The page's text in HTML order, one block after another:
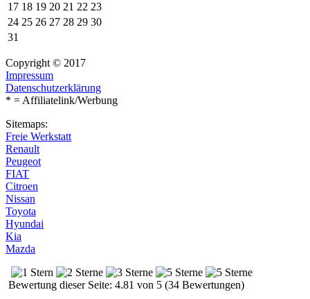
17 18 19 20 21 22 23
24 25 26 27 28 29 30
31
Copyright © 2017
Impressum
Datenschutzerklärung
* = Affiliatelink/Werbung
Sitemaps:
Freie Werkstatt
Renault
Peugeot
FIAT
Citroen
Nissan
Toyota
Hyundai
Kia
Mazda
Bewertung dieser Seite: 4.81 von 5 (34 Bewertungen)